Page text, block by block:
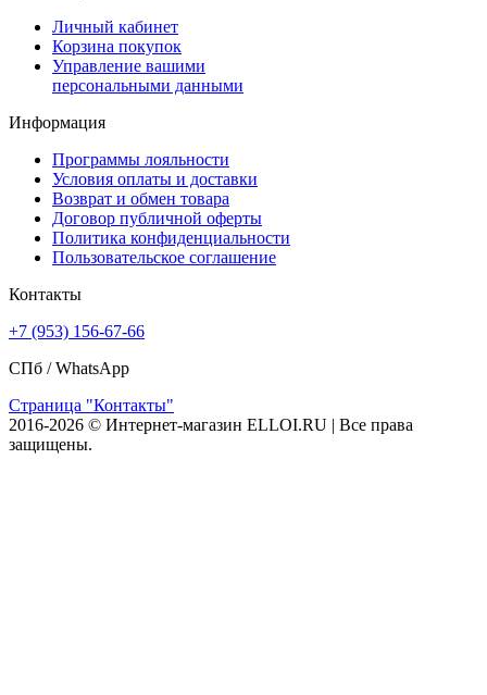
Личный кабинет
Корзина покупок
Управление вашими
персональными данными
Информация
Программы лояльности
Условия оплаты и доставки
Возврат и обмен товара
Договор публичной оферты
Политика конфиденциальности
Пользовательское соглашение
Контакты
+7 (953) 156-67-66
СПб /WhatsApp
Страница "Контакты"
2016-2026 © Интернет-магазин ELLOI.RU | Все права
защищены.